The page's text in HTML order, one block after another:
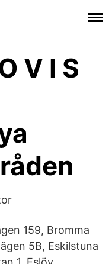
V I S
159, Bromma
5B, Eskilstuna